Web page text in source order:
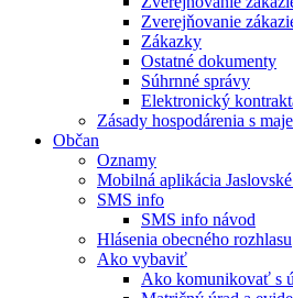
Zverejňovanie
Zákazky
Ostatné dokumenty
Súhrnné správy
Elektronický
Zásady hospodárenia s
Občan
Oznamy
Mobilná aplikácia
SMS info
SMS info návod
Hlásenia obecného rozhlasu
Ako vybaviť
Ako komunikovať s